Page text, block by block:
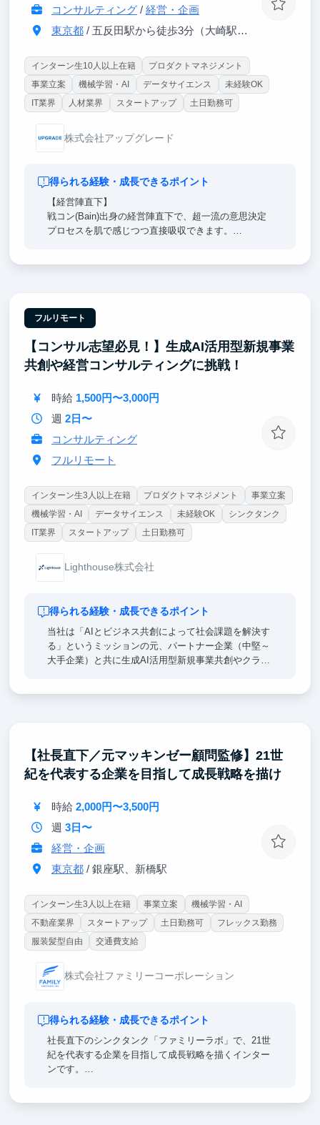
コンサルティング/ 経営・企画
東京都/ 五反田駅から徒歩3分（大崎駅から徒歩8分）
インターン生10人以上在籍
プロダクトマネジメント
事業立案
機械学習・AI データサイエンス
未経験OK
IT業界
人材業界 スタートアップ 土日勤務可
株式会社アップグレード
得られる経験・成長できるポイント
【経営陣直下】
戦コン(Bain)出身の経営陣直下で、超一流の意思決定
プロセスを肌で感じつつ直接吸収できます。
案からAI実装まで一気通貫で関与。
リサーチに留まらず、プロジェクトに当事者として大
きく裁量を持って入り込んでいただきます。
【東大早慶8割】
けで視座が高まる刺激を受けることができます。
過去インターン生は戦略コンサル・外銀・総合商社等
フルリモート
【コンサル志望必見！】生成AI活用型新規事業
共創や経営コンサルティングに挑戦！
時給 1,500円〜3,000円
週 2日〜
コンサルティング
フルリモート
インターン生3人以上在籍 プロダクトマネジメント
事業立案
機械学習・AI
データサイエンス 未経験OK
シンクタンク
IT業界
スタートアップ 土日勤務可
Lighthouse株式会社
得られる経験・成長できるポイント
当社は「AIとビジネス共創によって社会課題を解決す
る」というミッションの元、パートナー企業（中堅～
大手企業）と共に生成AI活用型新規事業共創やクライ
ルそれぞれの素養が必要になるため、当社にはそれぞ
れに見識を持ったメンバーが集まっています。
インターン生の方は、新規事業共創、コンサルティン
革する力」を体感頂くことが可能です。
【社長直下／元マッキンゼー顧問監修】21世
紀を代表する企業を目指して成長戦略を描け
時給 2,000円〜3,500円
週 3日〜
経営・企画
東京都/ 銀座駅、新橋駅
インターン生3人以上在籍 事業立案
機械学習・AI
不動産業界
スタートアップ 土日勤務可
フレックス勤務
服装髪型自由
交通費支給
株式会社ファミリーコーポレーション
得られる経験・成長できるポイント
社長直下のシンクタンク「ファミリーラボ」で、21世
紀を代表する企業を目指して成長戦略を描くインター
ンです。